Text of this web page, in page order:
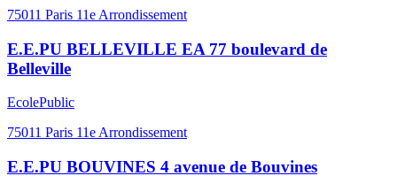
75011 Paris 11e Arrondissement
E.E.PU BELLEVILLE EA 77 boulevard de
Belleville
EcolePublic
75011 Paris 11e Arrondissement
E.E.PU BOUVINES 4 avenue de Bouvines